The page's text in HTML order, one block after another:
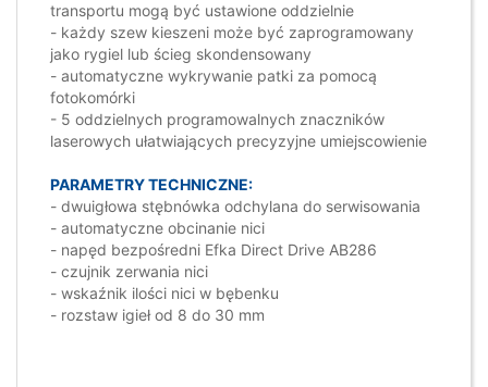
transportu mogą być ustawione oddzielnie
- każdy szew kieszeni może być zaprogramowany
jako rygiel lub ścieg skondensowany
- automatyczne wykrywanie patki za pomocą
fotokomórki
- 5 oddzielnych programowalnych znaczników
laserowych ułatwiających precyzyjne umiejscowienie
PARAMETRY TECHNICZNE:
- dwuigłowa stębnówka odchylana do serwisowania
- automatyczne obcinanie nici
- napęd bezpośredni Efka Direct Drive AB286
- czujnik zerwania nici
- wskaźnik ilości nici w bębenku
- rozstaw igieł od 8 do 30 mm